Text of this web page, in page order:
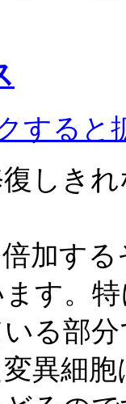
しき
加す
す。
いる部
異細